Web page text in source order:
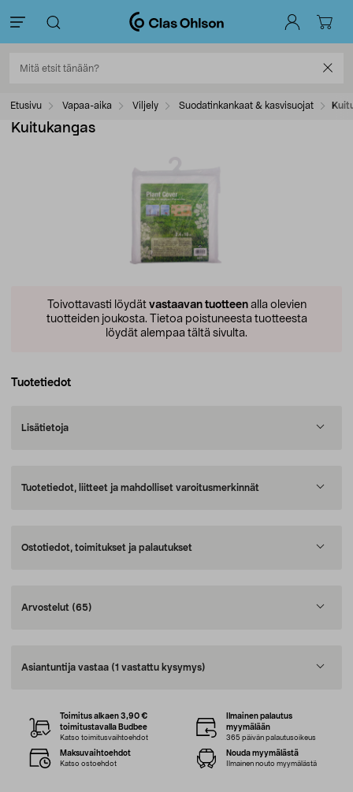
Etusivu Vapaa-aika Viljely Suodatinkankaat & kasvisuojat
Kuitukangas
Toivottavasti löydät vastaavan tuotteenalla olevien
tuotteiden joukosta. Tietoa poistuneesta tuotteesta
löydät alempaa tältä sivulta.
Tuotetiedot
Lisätietoja
Tuotetiedot, liitteet ja mahdolliset varoitusmerkinnät
Ostotiedot, toimitukset ja palautukset
Arvostelut (65)
Asiantuntija vastaa (1 vastattu kysymys)
Toimitus alkaen 3,90 €
toimitustavalla Budbee
Katso toimitusvaihtoehdot
Ilmainen palautus
myymälään
365 päivän palautusoikeus
Maksuvaihtoehdot
Katso ostoehdot
Nouda myymälästä
Ilmainen nouto myymälästä